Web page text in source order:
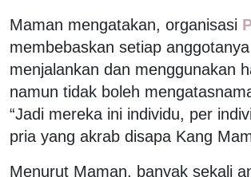
Maman mengatakan, organisasi
membebaskan setiap
menjalankan dan menggunakan
namun tidak boleh
“Jadi mereka ini individu, per
pria yang akrab disapa Kang
Menurut Maman, banyak sekali